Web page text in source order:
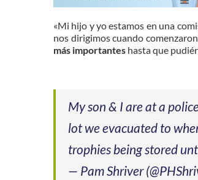
«Mi hijo y yo estamos en una
nos dirigimos cuando
más importantes hasta que
My son & I are at a
lot we evacuated to
trophies being stored
— Pam Shriver